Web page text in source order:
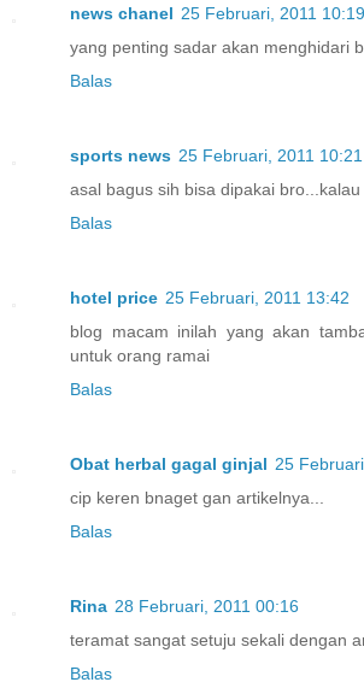
news chanel 25 Februari, 2011 10:19
yang penting sadar akan menghidari
Balas
sports news 25 Februari, 2011 10:21
asal bagus sih bisa dipakai
Balas
hotel price 25 Februari, 2011 13:42
blog macam inilah yang akan
untuk orang ramai
Balas
Obat herbal gagal ginjal 25
cip keren bnaget gan artikelnya...
Balas
Rina 28 Februari, 2011 00:16
teramat sangat setuju sekali dengan
Balas